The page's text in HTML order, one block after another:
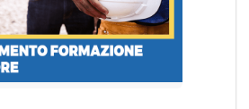
obbligatoria sulla
dei rischi per il
di lavoro Corso…